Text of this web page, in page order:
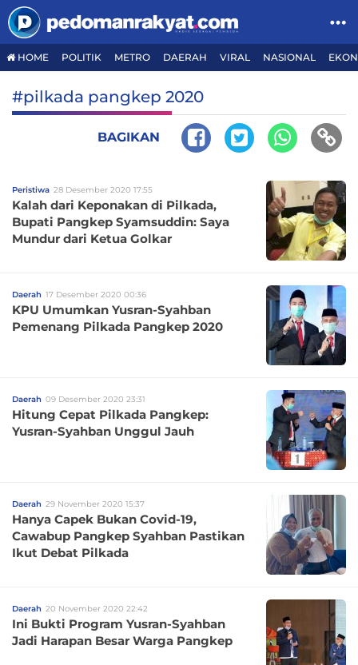
HOME POLITIK METRO DAERAH VIRAL NASIONAL
#pilkada pangkep 2020
BAGIKAN
Peristiwa 28 Desember 2020 17:55
Kalah dari Keponakan di Pilkada,
Bupati Pangkep Syamsuddin: Saya
Mundur dari Ketua Golkar
Daerah 17 Desember 2020 00:36
KPU Umumkan Yusran-Syahban
Pemenang Pilkada Pangkep 2020
Daerah 09 Desember 2020 23:31
Hitung Cepat Pilkada Pangkep:
Yusran-Syahban Unggul Jauh
Daerah 29 November 2020 15:37
Hanya Capek Bukan Covid-19,
Cawabup Pangkep Syahban Pastikan
Ikut Debat Pilkada
Daerah 20 November 2020 22:42
Ini Bukti Program Yusran-Syahban
Jadi Harapan Besar Warga Pangkep